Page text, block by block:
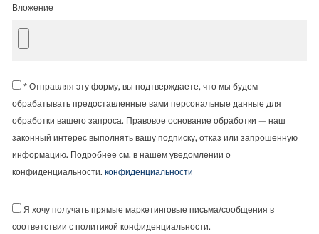
Вложение
* Отправляя эту форму, вы подтверждаете, что мы будем
обрабатывать предоставленные вами персональные данные для
обработки вашего запроса. Правовое основание обработки — наш
законный интерес выполнять вашу подписку, отказ или запрошенную
информацию. Подробнее см. в нашем уведомлении о
конфиденциальности. конфиденциальности
Я хочу получать прямые маркетинговые письма/сообщения в
соответствии с политикой конфиденциальности.